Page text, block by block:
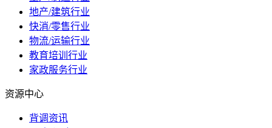
地产/建筑行业
快消/零售行业
物流/运输行业
教育培训行业
家政服务行业
资源中心
背调资讯